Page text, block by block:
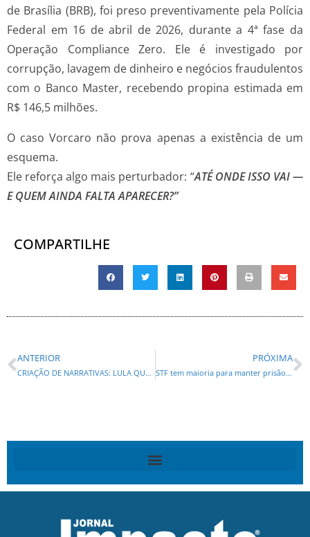
de Brasília (BRB), foi preso preventivamente pela Polícia
Federal em 16 de abril de 2026, durante a 4ª fase da
Operação Compliance Zero. Ele é investigado por
corrupção, lavagem de dinheiro e negócios fraudulentos
com o Banco Master, recebendo propina estimada em
R$ 146,5 milhões.
O caso Vorcaro não prova apenas a existência de um
esquema.
Ele reforça algo mais perturbador: “ATÉ ONDE ISSO VAI —
E QUEM AINDA FALTA APARECER?”
COMPARTILHE
ANTERIOR
CRIAÇÃO DE NARRATIVAS: LULA QUE ASSOCIAR DONALD TRUMP A CANDIDATURA DE FLÁVIO BOLSONARO
PRÓXIMA
STF tem maioria para manter prisão de ex-presidente do BRB